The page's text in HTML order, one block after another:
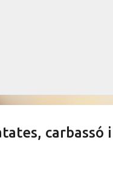
carbassó